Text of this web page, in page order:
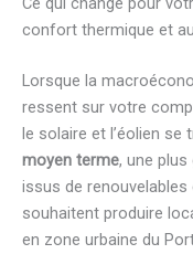
confort thermique et
Lorsque la
ressent sur votre
le solaire et l’éolien se
moyen terme, une
issus de
souhaitent produire
en zone urbaine du